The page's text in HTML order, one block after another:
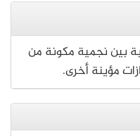
بين نجمية مكونة من
مؤينة أخرى.